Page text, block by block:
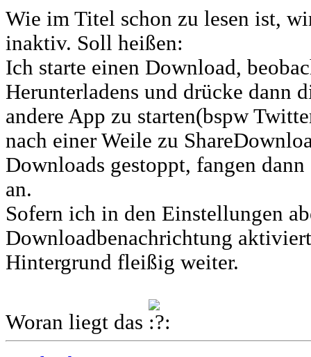
Wie im Titel schon zu lesen ist,
inaktiv. Soll heißen:
Ich starte einen Download,
Herunterladens und drücke dann
andere App zu starten(bspw
nach einer Weile zu
Downloads gestoppt, fangen
an.
Sofern ich in den Einstellungen
Downloadbenachrichtung
Hintergrund fleißig weiter.
Woran liegt das